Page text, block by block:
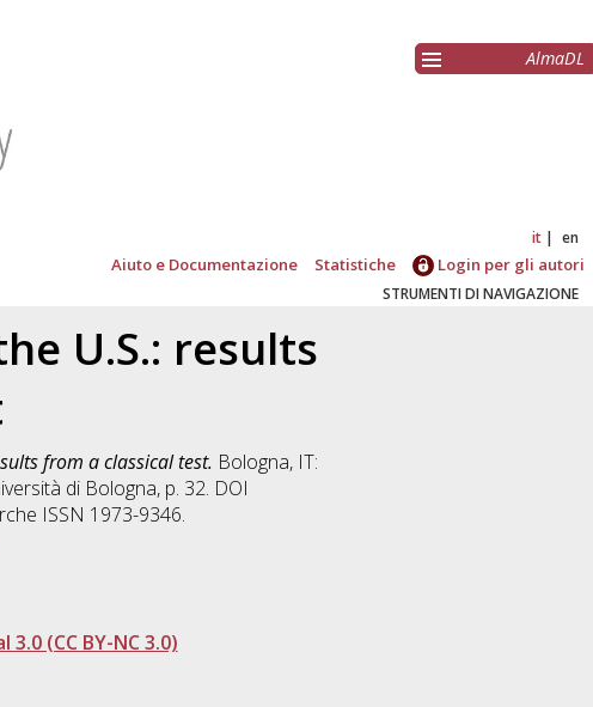
AlmaDL
it en
Aiuto e Documentazione Statistiche Login per gli autori
STRUMENTI DI NAVIGAZIONE
U.S.: results
from a classical test. Bologna, IT:
di Bologna, p. 32. DOI
ISSN 1973-9346.
(CC BY-NC 3.0)